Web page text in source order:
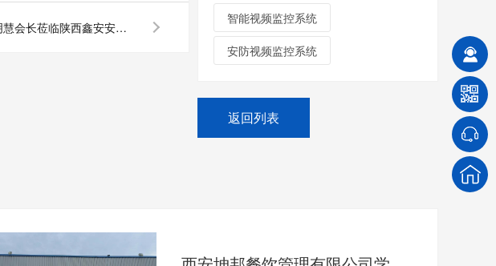
河南牛商汇荆明慧会长莅临陕西鑫安安防参观指导工作
智能视频监控系统
安防视频监控系统
返回列表